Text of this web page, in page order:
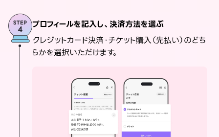
プロフィールを記入し、決済方法を選ぶ
クレジットカード決済・チケット購入（先払い）のどち
らかを選択いただけます。